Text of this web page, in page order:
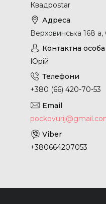
Квадроstar
Верховинська 168 а,
Юрій
+380 (66) 420-70-53
+380664207053